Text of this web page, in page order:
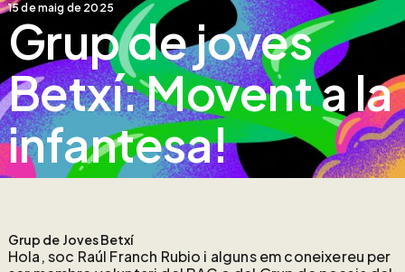
15 de maig de 2025
Grup de joves
Betxí: Movent a la
infantesa!
Grup de Joves Betxí
Hola, soc Raúl Franch Rubio i alguns em coneixereu per